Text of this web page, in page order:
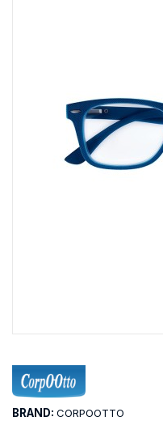
BRAND: CORPOOTTO